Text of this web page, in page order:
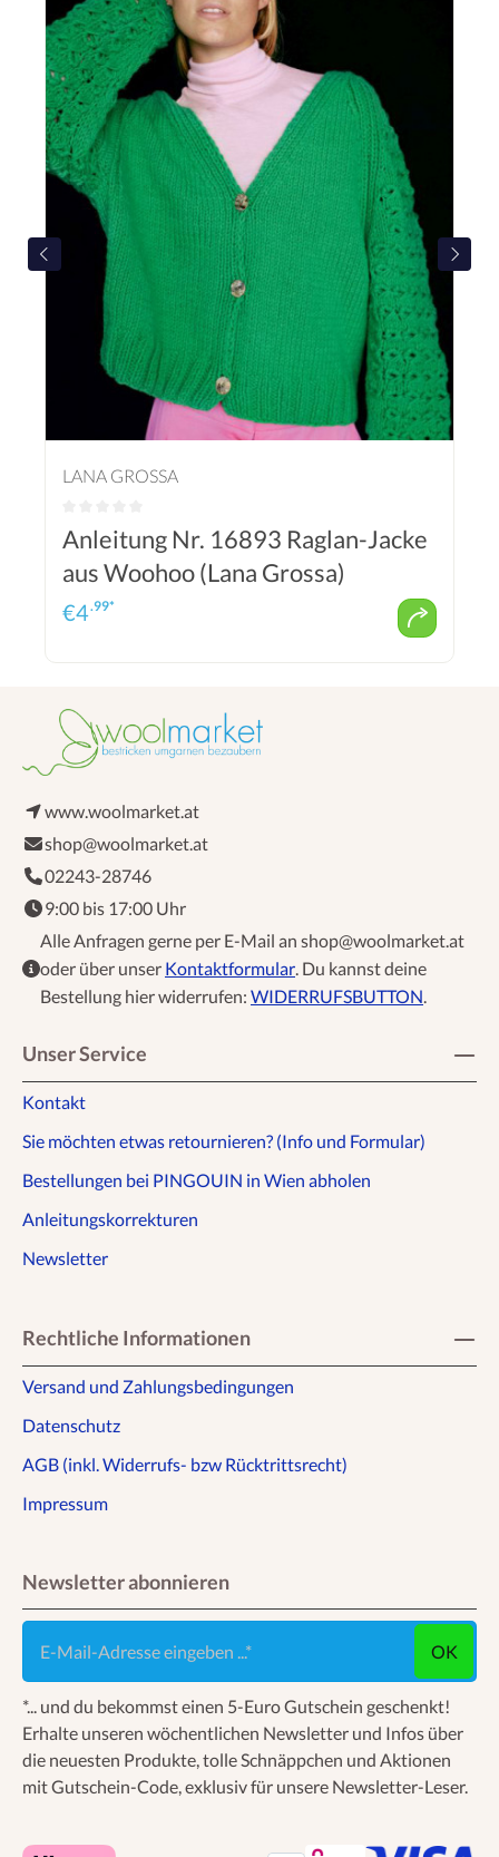
LANA GROSSA
Anleitung Nr. 16893 Raglan-Jacke
aus Woohoo (Lana Grossa)
€4.99*
www.woolmarket.at
shop@woolmarket.at
02243-28746
9:00 bis 17:00 Uhr
Alle Anfragen gerne per E-Mail an shop@woolmarket.at
oder über unser Kontaktformular. Du kannst deine
Bestellung hier widerrufen: WIDERRUFSBUTTON.
Unser Service
Kontakt
Sie möchten etwas retournieren? (Info und Formular)
Bestellungen bei PINGOUIN in Wien abholen
Anleitungskorrekturen
Newsletter
Rechtliche Informationen
Versand und Zahlungsbedingungen
Datenschutz
AGB (inkl. Widerrufs- bzw Rücktrittsrecht)
Impressum
Newsletter abonnieren
OK
*... und du bekommst einen 5-Euro Gutschein geschenkt!
Erhalte unseren wöchentlichen Newsletter und Infos über
die neuesten Produkte, tolle Schnäppchen und Aktionen
mit Gutschein-Code, exklusiv für unsere Newsletter-Leser.